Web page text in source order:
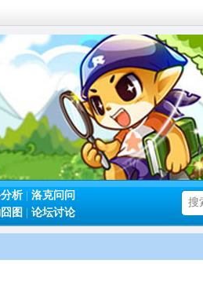
析| 洛克问问
图 论坛讨论